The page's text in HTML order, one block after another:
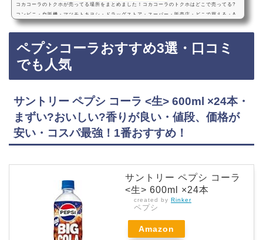
コカコーラのトクホが売ってる場所をまとめました！コカコーラのトクホはどこで売ってる?
コンビニ・自販機・マツモトキヨシ・ドラッグストア・スーパー・販売店・どこで買える・A
mazon・売ってない?コカコーラプラスコカコーラのトクホは、コンビニ、自販機、ドラッグ
も人気のトクホコーラが手軽に買えておすすめです！トクホ・コカコーラなどおすすめ3選・
口コミでも人気・効果 コカ・コーラ プラス 470mlPET×24本・値段、価格が安い・コスパ最
強…
ペプシコーラおすすめ3選・口コミ
でも人気
サントリー ペプシ コーラ <生> 600ml ×24本・
まずい?おいしい?香りが良い・値段、価格が
安い・コスパ最強！1番おすすめ！
サントリー ペプシ コーラ
<生> 600ml ×24本
created by Rinker
ペプシ
Amazon